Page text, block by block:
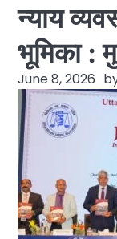
न्याय
भूमिका :
June 8, 2026